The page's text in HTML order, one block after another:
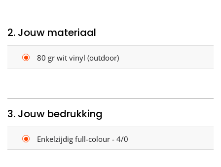
2. Jouw materiaal
80 gr wit vinyl (outdoor)
3. Jouw bedrukking
Enkelzijdig full-colour - 4/0